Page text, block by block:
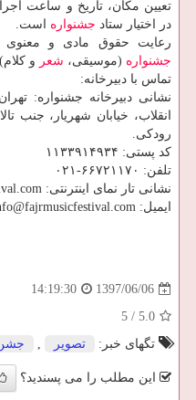
تعیین مكان، تاریخ و ساعت
در اختیار ستاد جشنواره است.
رعایت حقوق مادی و معنوی
جشنواره (موسیقی، شعر و
تماس با دبیرخانه:
نشانی دبیرخانه جشنواره:
انقلاب، خیابان شهریار، جنب
رودكی.
كد پستی: ۱۱۳۳۹۱۴۹۳۴
تلفن: ۶۶۷۲۱۱۷۰-۰۲۱
نشانی تار نمای اینترنتی: www.fajrmusicfestival.com
ایمیل: info@fajrmusicfestival.com
1397/06/06
14:19:30
5.0
/
5
تگهای خبر:
تصویر ,
این مطلب را می پسندید؟